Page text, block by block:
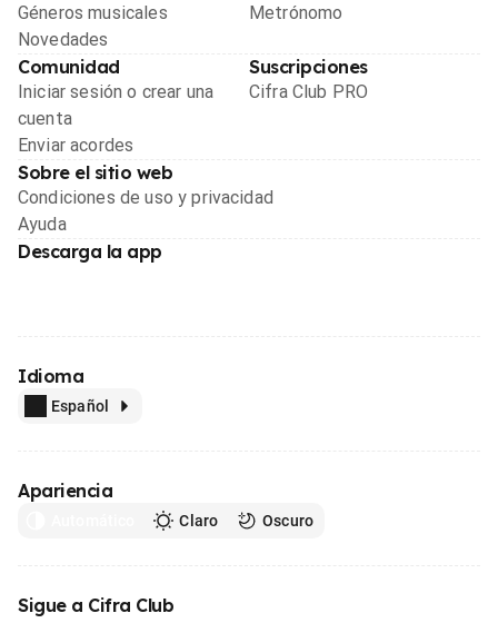
Géneros musicales
Novedades
Metrónomo
Comunidad
Iniciar sesión o crear una
cuenta
Enviar acordes
Suscripciones
Cifra Club PRO
Sobre el sitio web
Condiciones de uso y privacidad
Ayuda
Descarga la app
Idioma
Español
Apariencia
Claro Oscuro
Sigue a Cifra Club